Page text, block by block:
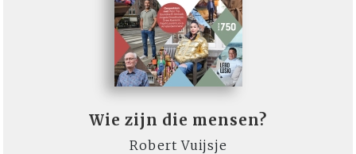
Wie zijn die mensen?
Robert Vuijsje